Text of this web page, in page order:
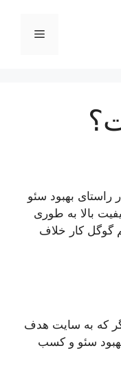
فهرست
راستای بهبود سئو
بالا به طوری
گوگل کار خلاف
که به سایت هدف
سئو و کسب